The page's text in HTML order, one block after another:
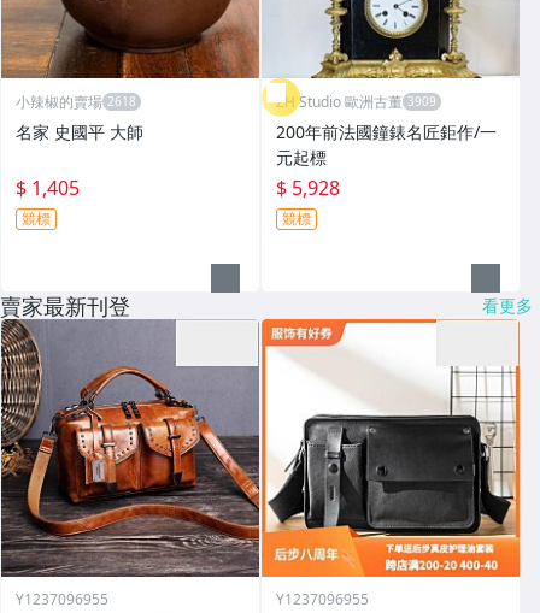
小辣椒的賣場
名家 史國平 大師
$ 1,405
競標
ZH Studio 歐洲古董
200年前法國鐘錶名匠鉅作/一
元起標
$ 5,928
競標
賣家最新刊登 看更多
Y1237096955 Y1237096955